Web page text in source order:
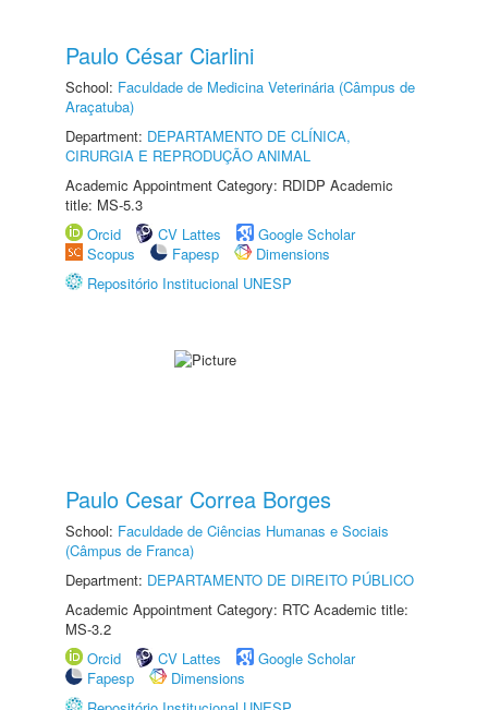
Paulo César Ciarlini
School: Faculdade de Medicina Veterinária (Câmpus de
Araçatuba)
Department: DEPARTAMENTO DE CLÍNICA,
CIRURGIA E REPRODUÇÃO ANIMAL
Academic Appointment Category: RDIDP Academic
title: MS-5.3
Orcid
CV Lattes
Google Scholar
Scopus
Fapesp
Dimensions
Repositório Institucional UNESP
Paulo Cesar Correa Borges
School: Faculdade de Ciências Humanas e Sociais
(Câmpus de Franca)
Department: DEPARTAMENTO DE DIREITO PÚBLICO
Academic Appointment Category: RTC Academic title:
MS-3.2
Orcid
CV Lattes
Google Scholar
Fapesp
Dimensions